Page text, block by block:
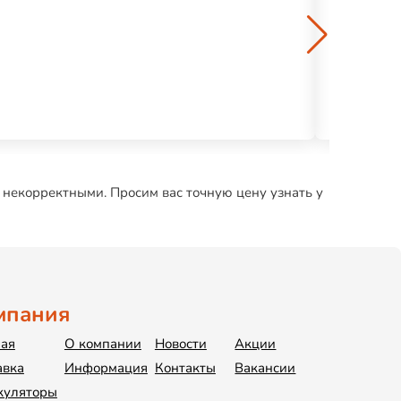
Просим вас точную цену узнать у
О компании Новости
Акции
Информация Контакты
Вакансии